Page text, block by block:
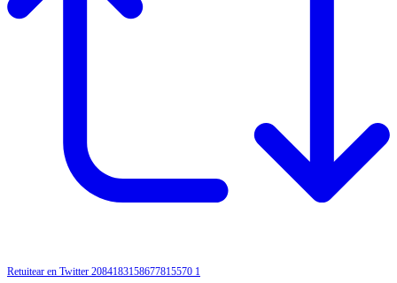
Retuitear en Twitter 2084183158677815570 1